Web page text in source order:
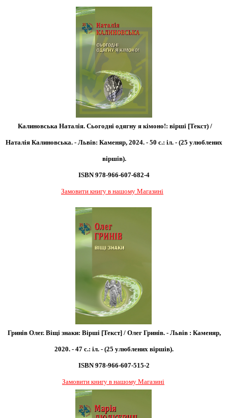
Калиновська Наталія. Сьогодні одягну я кімоно!: вірші [Текст) /
Наталія Калиновська. - Львів: Каменяр, 2024. - 50 с.: іл. - (25 улюблених
віршів).
ISBN 978-966-607-682-4
Замовити книгу в нашому Магазині
Гринів Олег. Віщі знаки: Вірші [Текст] / Олег Гринів. - Львів : Каменяр,
2020. - 47 с.: іл. - (25 улюблених віршів).
ISBN 978-966-607-515-2
Замовити книгу в нашому Магазині